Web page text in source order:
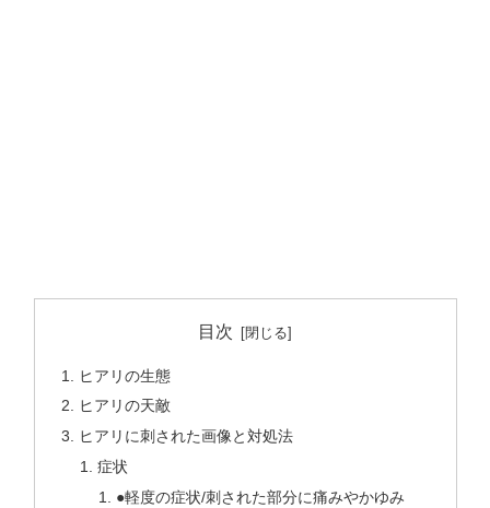
目次
ヒアリの生態
ヒアリの天敵
ヒアリに刺された画像と対処法
症状
●軽度の症状/刺された部分に痛みやかゆみ